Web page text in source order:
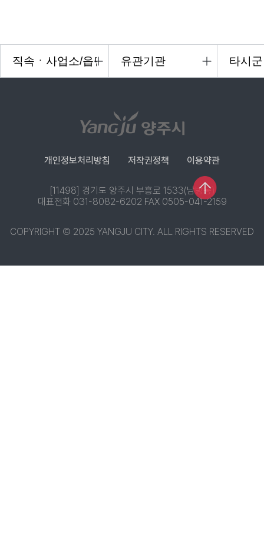
개인정보처리방침 저작권정책 이용약관
[11498] 경기도 양주시 부흥로 1533(남방동)
대표전화 031-8082-6202 FAX 0505-041-2159
COPYRIGHT © 2025 YANGJU CITY. ALL RIGHTS RESERVED